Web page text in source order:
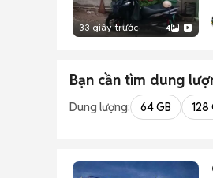
33 giây trước 4
Bạn cần tìm dung
Dung lượng: 64 GB 128